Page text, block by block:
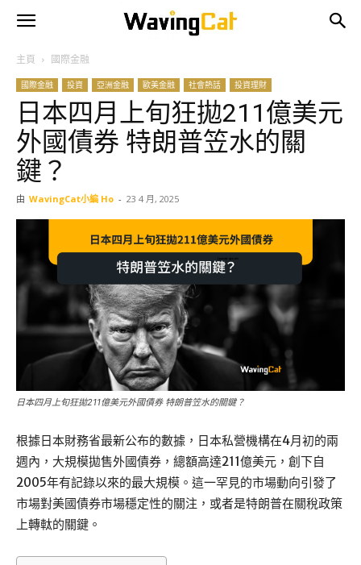
主頁 國際金融
國際金融 投資 亞洲金融 歐美金融 社會熱話 投資理財
日本四月上旬狂拋211億美元
外國債券 特朗普笠水的關
鍵？
由 WavingCat小編 Ho - 23 4 月, 2025
日本四月上旬狂拋211億美元外國債券 特朗普笠水的關鍵？
根據日本財務省最新公布的數據，日本私營機構在4月初的兩
週內，大規模拋售外國債券，總額高達211億美元，創下自
2005年有記錄以來的最大規模。這一罕見的市場動向引發了
市場對美國債券市場穩定性的關注，或者是特朗普在關稅政策
上轉軚的關鍵。